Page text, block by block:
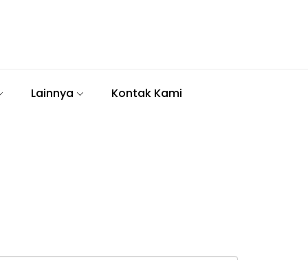
Lainnya Kontak Kami